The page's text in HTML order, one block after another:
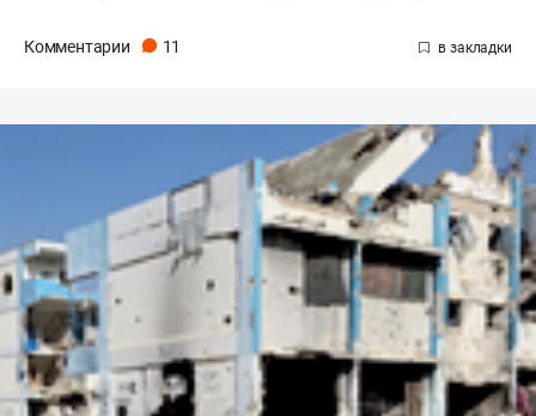
Комментарии 11